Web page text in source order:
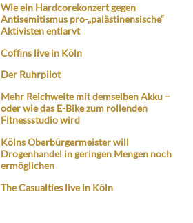
Wie ein Hardcorekonzert gegen
Antisemitismus pro-„palästinensische“
Aktivisten entlarvt
Coffins live in Köln
Der Ruhrpilot
Mehr Reichweite mit demselben Akku –
oder wie das E-Bike zum rollenden
Fitnessstudio wird
Kölns Oberbürgermeister will
Drogenhandel in geringen Mengen noch
ermöglichen
The Casualties live in Köln